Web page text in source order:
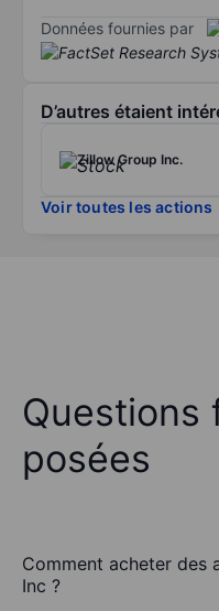
Données fournies par
D’autres étaient
Zillow Group Inc.
Voir toutes les actions
Questions
posées
Comment acheter des
Inc ?